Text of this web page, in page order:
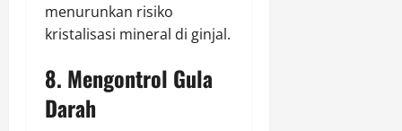
menurunkan risiko
kristalisasi mineral di ginjal.
8. Mengontrol Gula
Darah